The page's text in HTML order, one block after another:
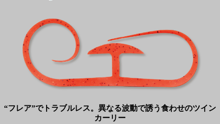
“フレア”でトラブルレス。異なる波動で誘う食わせのツイン
カーリー